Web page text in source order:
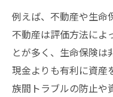
相続税対策
相続を見据えた
相続税対策
現金資産を
例えば、不動産や生命
不動産は評価方法によ
とが多く、生命保険は
現金よりも有利に資産
族間トラブルの防止や